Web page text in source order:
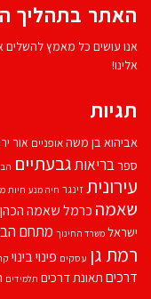
האתר בתהליך
אנו עושים כל מאמץ
אלינו!
תגיות
אביהוא בן משהאופניים אור
ספרבריאותגבעתיים
עירוניתזינגר חיה מנע חיות
שאמה כרמל שאמה הכהן
ישראל משרד החינוך מתחם
רמת גן עסקים פינוי בינוי
דרכים תאונת דרכים תלמידים